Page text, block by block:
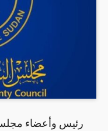
رئيس وأعضاء